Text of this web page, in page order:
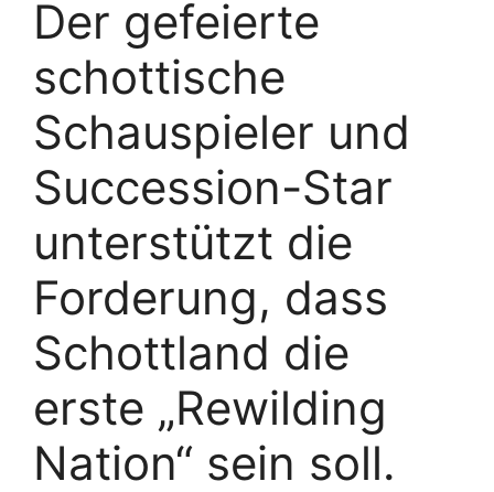
Der gefeierte
schottische
Schauspieler und
Succession-Star
unterstützt die
Forderung, dass
Schottland die
erste „Rewilding
Nation“ sein soll.